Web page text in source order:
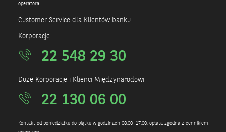
operatora
Customer Service dla Klientów banku
Korporacje
22 548 29 30
Duże Korporacje i Klienci Międzynarodowi
22 130 06 00
Kontakt od poniedziałku do piątku w godzinach 08:00–17:00, opłata zgodna z cennikiem